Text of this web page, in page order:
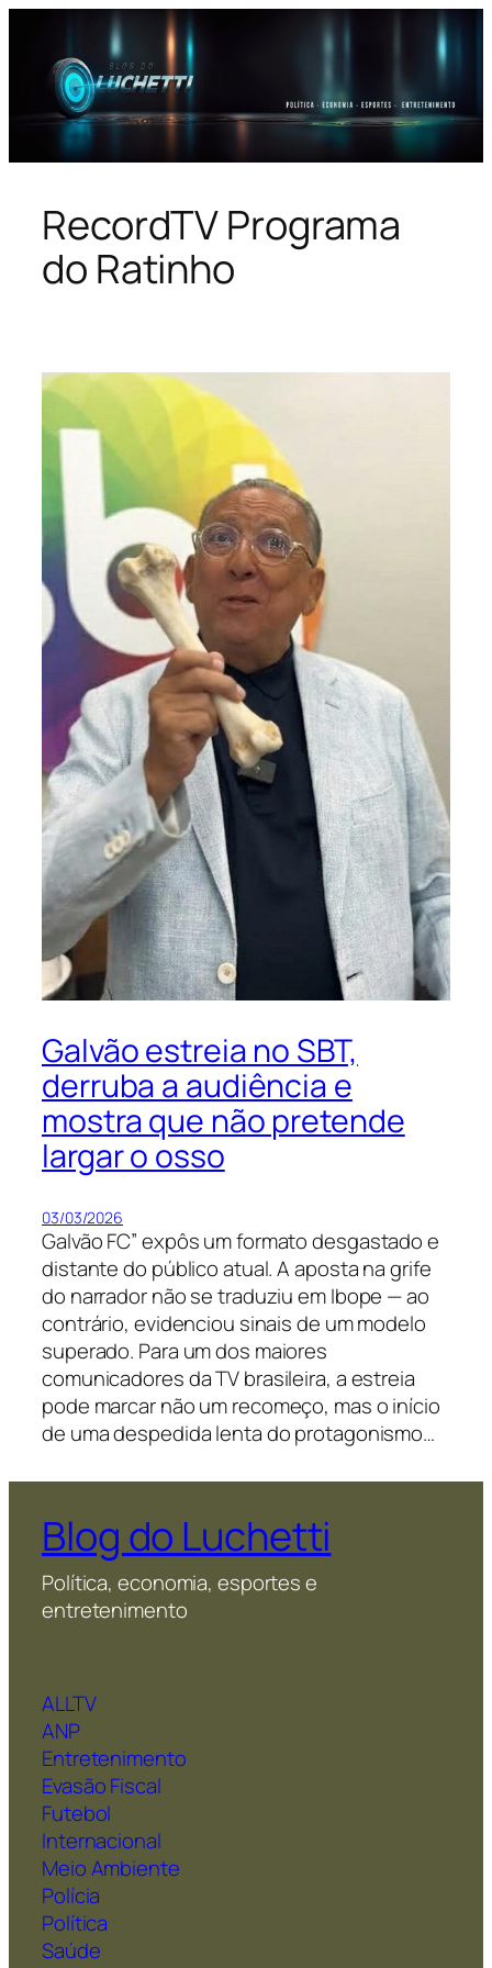
conteúdo
RecordTV Programa
do Ratinho
Galvão estreia no SBT,
derruba a audiência e
mostra que não pretende
largar o osso
03/03/2026
Galvão FC” expôs um formato desgastado e
distante do público atual. A aposta na grife
do narrador não se traduziu em Ibope — ao
contrário, evidenciou sinais de um modelo
superado. Para um dos maiores
comunicadores da TV brasileira, a estreia
pode marcar não um recomeço, mas o início
de uma despedida lenta do protagonismo…
Blog do Luchetti
Política, economia, esportes e
entretenimento
ALLTV
ANP
Entretenimento
Evasão Fiscal
Futebol
Internacional
Meio Ambiente
Polícia
Política
Saúde